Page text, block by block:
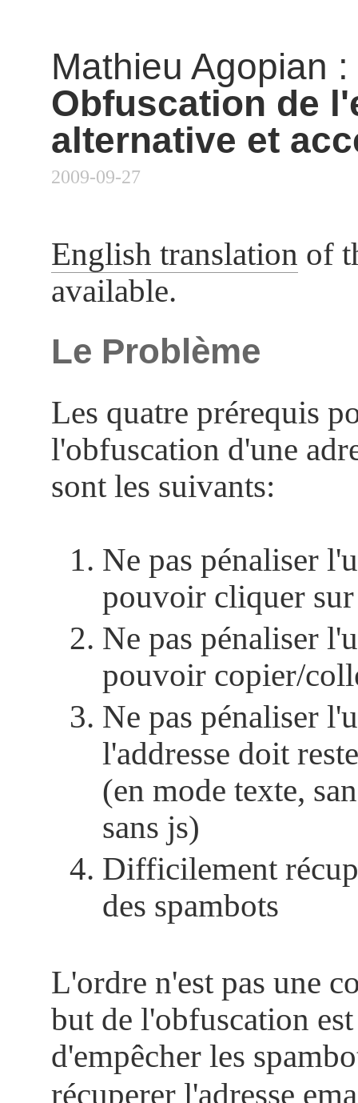
Mathieu Agopian :
Obfuscation de
alternative et
2009-09-27
English translation of
available.
Le Problème
Les quatre prérequis
l'obfuscation d'une
sont les suivants:
Ne pas pénaliser
pouvoir cliquer
Ne pas pénaliser
pouvoir copier/
Ne pas pénaliser
l'addresse doit
(en mode texte,
sans js)
Difficilement
des spambots
L'ordre n'est pas une
but de l'obfuscation
d'empêcher les
récuperer l'adresse